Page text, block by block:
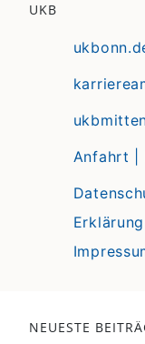
UKB
Anfahrt |
NEUESTE